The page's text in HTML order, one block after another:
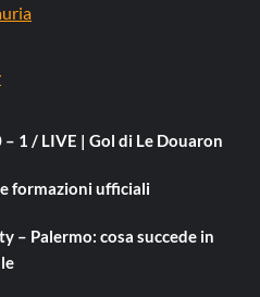
1 / LIVE | Gol di Le Douaron
formazioni ufficiali
– Palermo: cosa succede in